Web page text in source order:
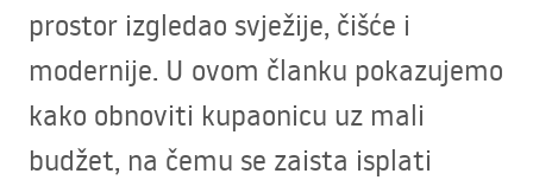
prostor izgledao svježije, čišće i
modernije. U ovom članku pokazujemo
kako obnoviti kupaonicu uz mali
budžet, na čemu se zaista isplati